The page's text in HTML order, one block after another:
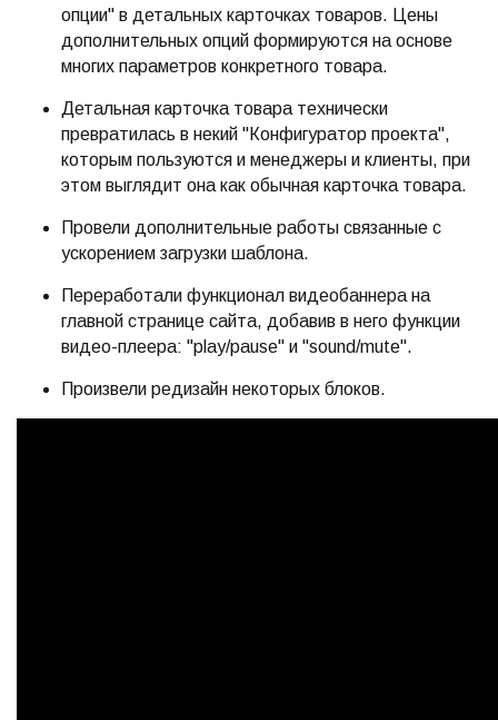
опции" в детальных карточках товаров. Цены
дополнительных опций формируются на основе
многих параметров конкретного товара.
Детальная карточка товара технически
превратилась в некий "Конфигуратор проекта",
которым пользуются и менеджеры и клиенты, при
этом выглядит она как обычная карточка товара.
Провели дополнительные работы связанные с
ускорением загрузки шаблона.
Переработали функционал видеобаннера на
главной странице сайта, добавив в него функции
видео-плеера: "play/pause" и "sound/mute".
Произвели редизайн некоторых блоков.